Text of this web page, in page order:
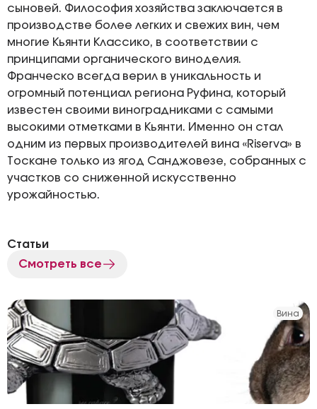
сыновей. Философия хозяйства заключается в
производстве более легких и свежих вин, чем
многие Кьянти Классико, в соответствии с
принципами органического виноделия.
Франческо всегда верил в уникальность и
огромный потенциал региона Руфина, который
известен своими виноградниками с самыми
высокими отметками в Кьянти. Именно он стал
одним из первых производителей вина «Riserva» в
Тоскане только из ягод Санджовезе, собранных с
участков со сниженной искусственно
урожайностью.
Статьи
Смотреть все
Вина